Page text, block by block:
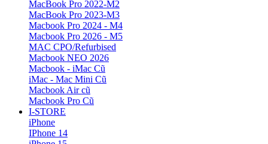
MacBook Pro 2022-M2
MacBook Pro 2023-M3
Macbook Pro 2024 - M4
Macbook Pro 2026 - M5
MAC CPO/Refurbised
Macbook NEO 2026
Macbook - iMac Cũ
iMac - Mac Mini Cũ
Macbook Air cũ
Macbook Pro Cũ
I-STORE
iPhone
IPhone 14